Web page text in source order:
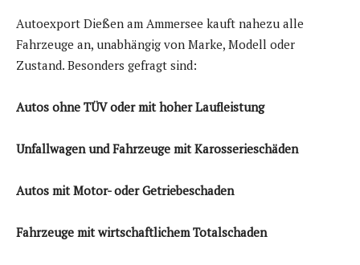
Autoexport Dießen am Ammersee kauft nahezu alle
Fahrzeuge an, unabhängig von Marke, Modell oder
Zustand. Besonders gefragt sind:
Autos ohne TÜV oder mit hoher Laufleistung
Unfallwagen und Fahrzeuge mit Karosserieschäden
Autos mit Motor- oder Getriebeschaden
Fahrzeuge mit wirtschaftlichem Totalschaden